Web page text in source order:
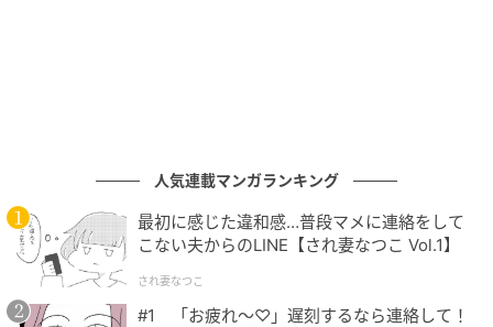
「こんなはずじゃなかった…」と肩を落としたAさまの
姿は、今も忘れられません。
「うなぎの寝床」が合うケースもある
人気連載マンガランキング
最初に感じた違和感…普段マメに連絡をして
こない夫からのLINE【され妻なつこ Vol.1】
され妻なつこ
#1 「お疲れ〜♡」遅刻するなら連絡して！